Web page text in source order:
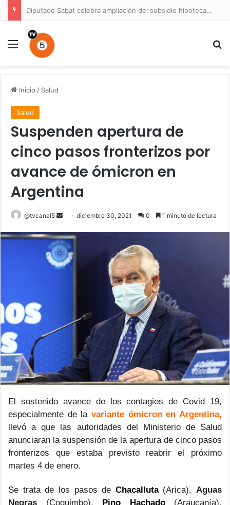
Diputado Sabat celebra ampliación del subsidio hipotecario con viviendas de hasta 6.000 UF
Menú
Inicio / Salud
Salud
Suspenden apertura de
cinco pasos fronterizos por
avance de ómicron en
Argentina
@tvcanal5
Send
email
diciembre 30, 2021 0 1 minuto de lectura
El sostenido avance de los contagios de Covid 19,
especialmente de la variante ómicron en Argentina,
llevó a que las autoridades del Ministerio de Salud
anunciaran la suspensión de la apertura de cinco pasos
fronterizos que estaba previsto reabrir el próximo
martes 4 de enero.
Se trata de los pasos de Chacalluta(Arica), Aguas
Negras (Coquimbo), Pino Hachado
(Araucanía),